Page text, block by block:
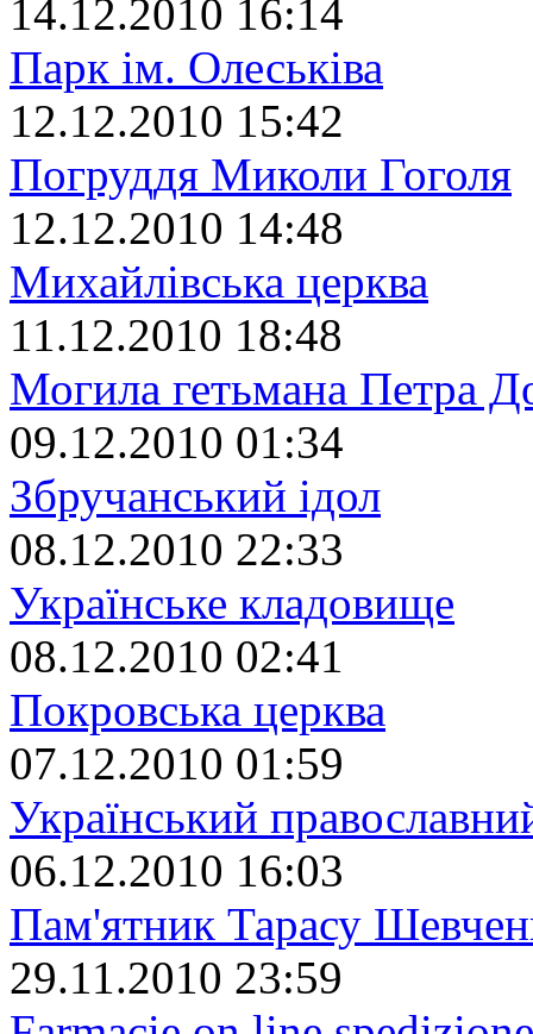
14.12.2010 16:14
Парк ім. Олеськіва
12.12.2010 15:42
Погруддя Миколи Гоголя
12.12.2010 14:48
Михайлівська церква
11.12.2010 18:48
Могила гетьмана Петра
09.12.2010 01:34
Збручанський ідол
08.12.2010 22:33
Українське кладовище
08.12.2010 02:41
Покровська церква
07.12.2010 01:59
Український
06.12.2010 16:03
Пам'ятник Тарасу
29.11.2010 23:59